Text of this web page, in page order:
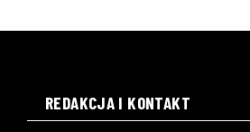
REDAKCJA I KONTAKT